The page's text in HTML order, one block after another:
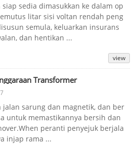
siap sedia dimasukkan ke dalam op
litar sisi voltan rendah peng
semula, keluarkan insurans
dan hentikan ...
view
Transformer
jalan sarung dan magnetik, dan ber
untuk memastikannya bersih dan
peranti penyejuk berjala
injap rama ...